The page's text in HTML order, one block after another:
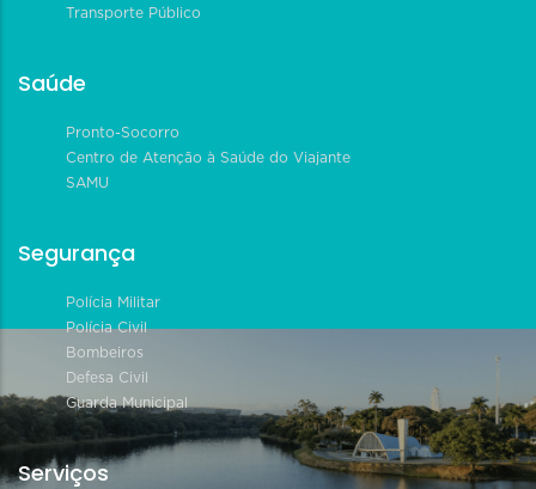
Transporte Público
Saúde
Pronto-Socorro
Centro de Atenção à Saúde do Viajante
SAMU
Segurança
Polícia Militar
Polícia Civil
Bombeiros
Defesa Civil
Guarda Municipal
Serviços